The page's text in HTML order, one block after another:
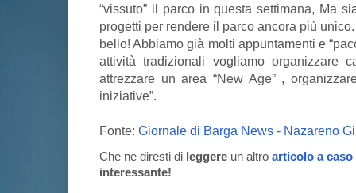
“vissuto” il parco in questa settimana, Ma
progetti per rendere il parco ancora più
bello! Abbiamo già molti appuntamenti e
attività tradizionali vogliamo organizzare
attrezzare un area “New Age” ,
iniziative”.
Fonte: Giornale di Barga News - Nazareno
Che ne diresti di leggere un altro articolo a caso
interessante!